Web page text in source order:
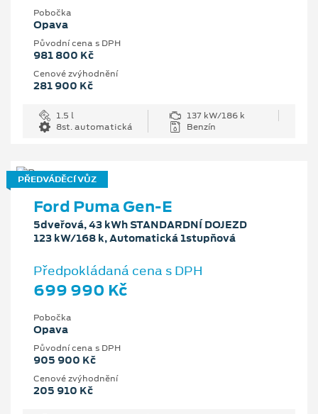
Pobočka
Opava
Původní cena s DPH
981 800 Kč
Cenové zvýhodnění
281 900 Kč
1.5 l
137 kW/186 k
8st. automatická
Benzín
PŘEDVÁDĚCÍ VŮZ
Ford Puma Gen-E
5dveřová, 43 kWh STANDARDNÍ DOJEZD
123 kW/168 k, Automatická 1stupňová
Předpokládaná cena s DPH
699 990 Kč
Pobočka
Opava
Původní cena s DPH
905 900 Kč
Cenové zvýhodnění
205 910 Kč